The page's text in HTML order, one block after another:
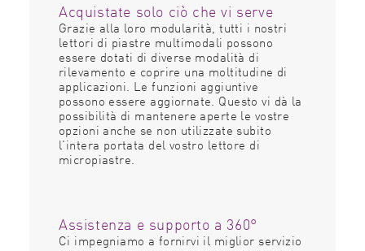
Acquistate solo ciò che vi serve
Grazie alla loro modularità, tutti i nostri
lettori di piastre multimodali possono
essere dotati di diverse modalità di
rilevamento e coprire una moltitudine di
applicazioni. Le funzioni aggiuntive
possono essere aggiornate. Questo vi dà la
possibilità di mantenere aperte le vostre
opzioni anche se non utilizzate subito
l'intera portata del vostro lettore di
micropiastre.
Assistenza e supporto a 360°
Ci impegniamo a fornirvi il miglior servizio